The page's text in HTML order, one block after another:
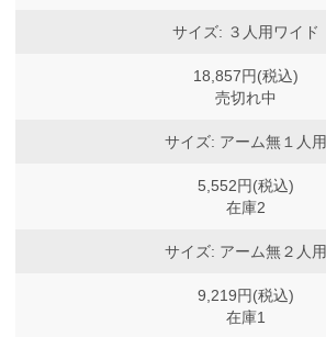
サイズ: ３人用ワイド
18,857円(税込)
売切れ中
サイズ: アーム無１人用
5,552円(税込)
在庫2
サイズ: アーム無２人用
9,219円(税込)
在庫1